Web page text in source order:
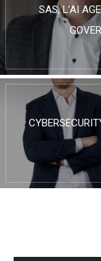
SAS, L’AI